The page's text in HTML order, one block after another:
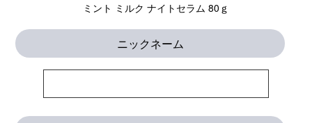
ミント ミルク ナイトセラム 80ｇ
ニックネーム